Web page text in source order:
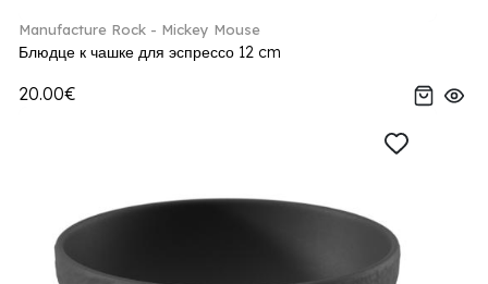
Manufacture Rock - Mickey Mouse
Блюдце к чашке для эспрессо 12 cm
20.00€